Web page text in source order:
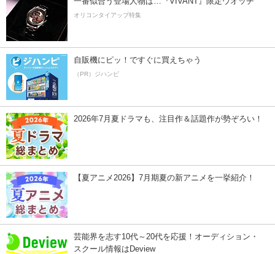
オリコンタイアップ特集
自販機にピッ！ですぐに買えちゃう
（PR）ジハンピ
2026年7月夏ドラマも、注目作＆話題作が勢ぞろい！
【夏アニメ2026】7月期夏の新アニメを一挙紹介！
芸能界を志す10代～20代を応援！オーディション・
スクール情報はDeview